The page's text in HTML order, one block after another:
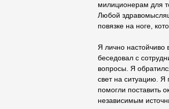
милиционерам для
Любой
повязке на ноге,
Я лично настойчиво
беседовал с
вопросы. Я
свет на ситуацию. Я
помогли поставить
независимым